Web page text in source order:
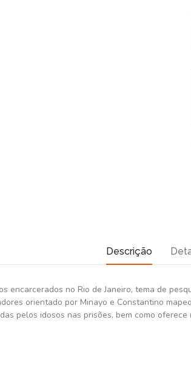
Descrição
encarcerados no Rio de Janeiro, tema de
orientado por Minayo e Constantino
pelos idosos nas prisões, bem como